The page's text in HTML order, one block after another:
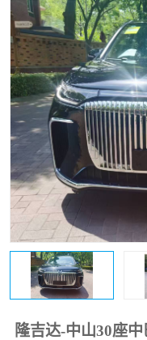
隆吉达-中山30座
大巴车